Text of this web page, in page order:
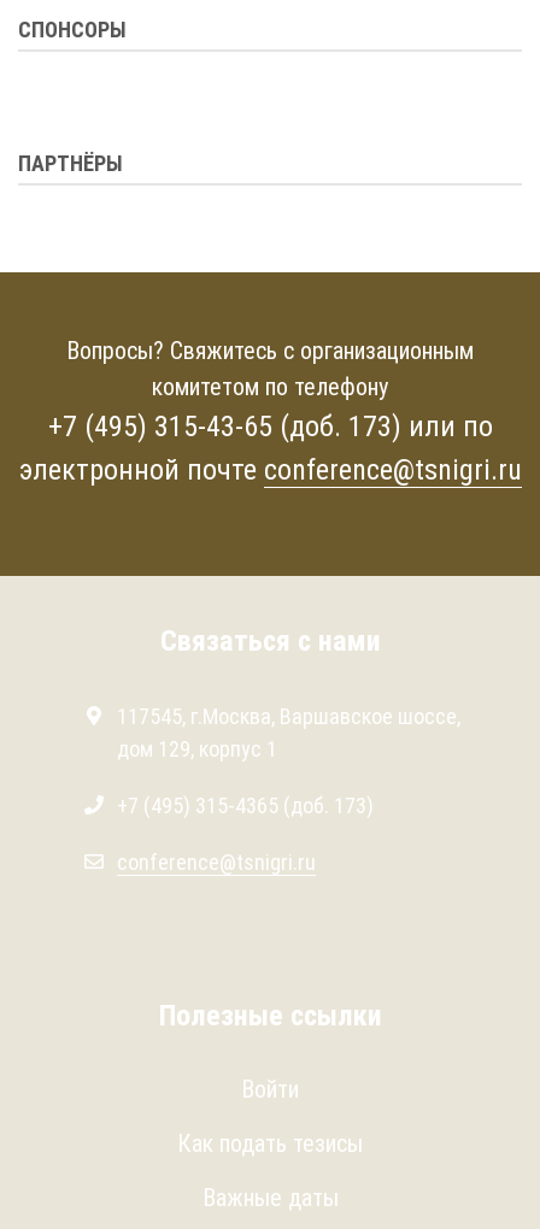
СПОНСОРЫ
ПАРТНЁРЫ
Вопросы? Свяжитесь с организационным
комитетом по телефону
+7 (495) 315-43-65 (доб. 173) или по
электронной почте conference@tsnigri.ru
Связаться с нами
117545, г.Москва, Варшавское шоссе,
дом 129, корпус 1
+7 (495) 315-4365 (доб. 173)
conference@tsnigri.ru
Полезные ссылки
Войти
Как подать тезисы
Важные даты